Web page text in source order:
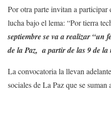
Por otra parte invitan a participar
lucha bajo el lema: “Por tierra
septiembre se va a realizar “un
de la Paz, a partir de las 9 de la
La convocatoria la llevan
sociales de La Paz que se